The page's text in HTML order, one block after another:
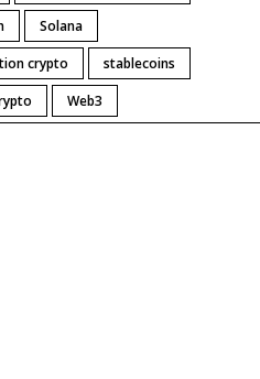
Solana
crypto
stablecoins
Web3